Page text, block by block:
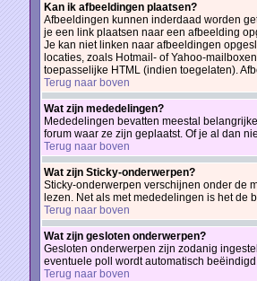
Kan ik afbeeldingen plaatsen?
Afbeeldingen kunnen inderdaad worden
je een link plaatsen naar een afbeelding
Je kan niet linken naar afbeeldingen
locaties, zoals Hotmail- of Yahoo-
toepasselijke HTML (indien toegelaten).
Terug naar boven
Wat zijn mededelingen?
Mededelingen bevatten meestal
forum waar ze zijn geplaatst. Of je al dan
Terug naar boven
Wat zijn Sticky-onderwerpen?
Sticky-onderwerpen verschijnen onder de
lezen. Net als met mededelingen is het de
Terug naar boven
Wat zijn gesloten onderwerpen?
Gesloten onderwerpen zijn zodanig
eventuele poll wordt automatisch
Terug naar boven